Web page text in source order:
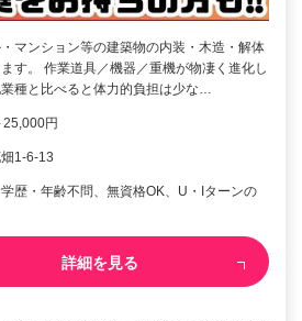
マンション等の建築物の内装・木造・解体
す。 作業道具／機器／重機が物凄く進化し
種と比べると体力的負担は少な…
25,000円
1-6-13
歴・年齢不問、無資格OK、U・Iターンの
詳細を見る